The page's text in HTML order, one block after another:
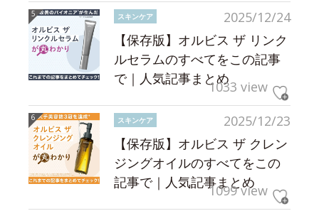
2025/12/24
スキンケア
【保存版】オルビス ザ リンク
ルセラムのすべてをこの記事
で｜人気記事まとめ1033 view
2025/12/23
スキンケア
【保存版】オルビス ザ クレン
ジングオイルのすべてをこの
記事で｜人気記事まとめ
1099 view